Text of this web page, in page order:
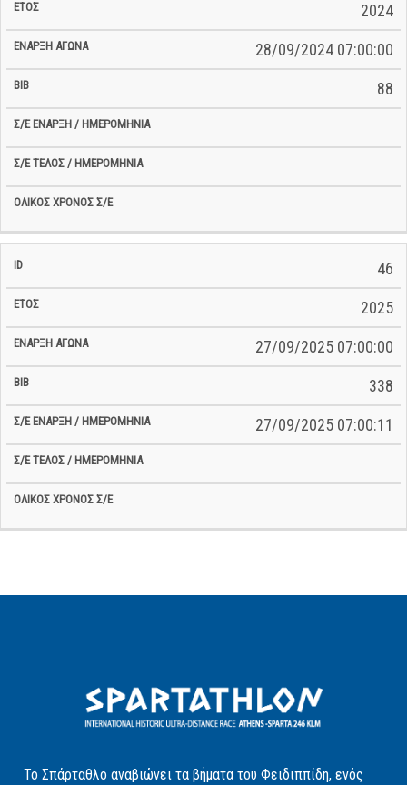
2024
28/09/2024 07:00:00
88
46
2025
27/09/2025 07:00:00
338
27/09/2025 07:00:11
Το Σπάρταθλο αναβιώνει τα βήματα του Φειδιππίδη, ενός